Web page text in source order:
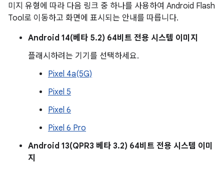
미지 유형에 따라 다음 링크 중 하나를 사용하여 Android Flash
Tool로 이동하고 화면에 표시되는 안내를 따릅니다.
Android 14(베타 5.2) 64비트 전용 시스템 이미지
플래시하려는 기기를 선택하세요.
Pixel 4a(5G)
Pixel 5
Pixel 6
Pixel 6 Pro
Android 13(QPR3 베타 3.2) 64비트 전용 시스템 이미
지